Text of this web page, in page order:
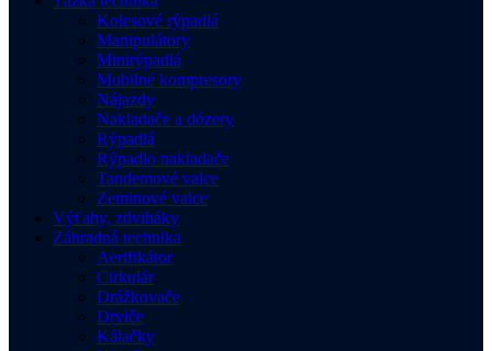
Kolesové rýpadlá
Manipulátory
Minirýpadlá
Mobilné kompresory
Nájazdy
Nakladače a dózery
Rýpadlá
Rýpadlo nakladače
Tandemové valce
Zeminové valce
Výťahy, zdviháky
Záhradná technika
Aerifikátor
Cirkulár
Drážkovače
Drviče
Kálačky